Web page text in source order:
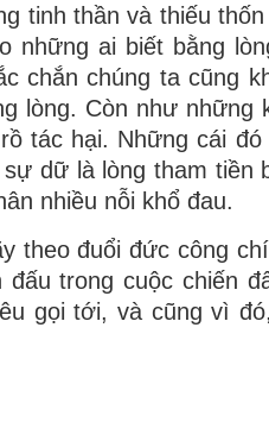
tinh thần và thiếu thốn
những ai biết bằng
chắn chúng ta cũng
lòng. Còn như những
tác hại. Những cái đó
dữ là lòng tham tiền
nhiều nỗi khổ đau.
theo đuổi đức công
trong cuộc chiến
gọi tới, và cũng vì